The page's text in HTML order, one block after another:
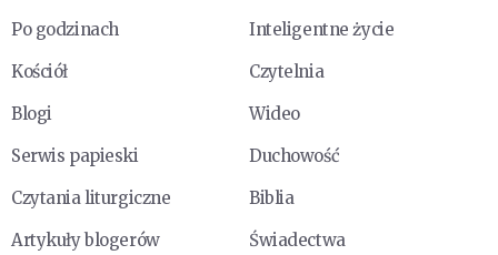
Po godzinach
Inteligentne życie
Kościół
Czytelnia
Blogi
Wideo
Serwis papieski
Duchowość
Czytania liturgiczne
Biblia
Artykuły blogerów
Świadectwa